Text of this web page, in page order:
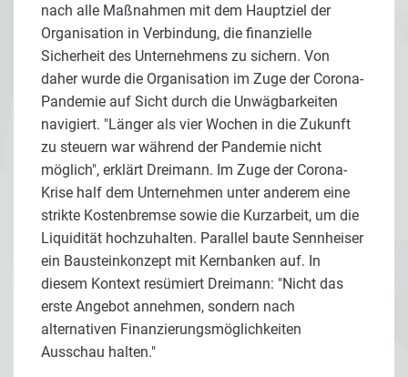
nach alle Maßnahmen mit dem Hauptziel der
Organisation in Verbindung, die finanzielle
Sicherheit des Unternehmens zu sichern. Von
daher wurde die Organisation im Zuge der Corona-
Pandemie auf Sicht durch die Unwägbarkeiten
navigiert. "Länger als vier Wochen in die Zukunft
zu steuern war während der Pandemie nicht
möglich", erklärt Dreimann. Im Zuge der Corona-
Krise half dem Unternehmen unter anderem eine
strikte Kostenbremse sowie die Kurzarbeit, um die
Liquidität hochzuhalten. Parallel baute Sennheiser
ein Bausteinkonzept mit Kernbanken auf. In
diesem Kontext resümiert Dreimann: "Nicht das
erste Angebot annehmen, sondern nach
alternativen Finanzierungsmöglichkeiten
Ausschau halten."